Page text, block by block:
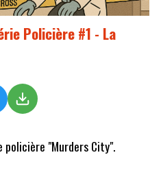
Policière #1 - La
policière "Murders City".